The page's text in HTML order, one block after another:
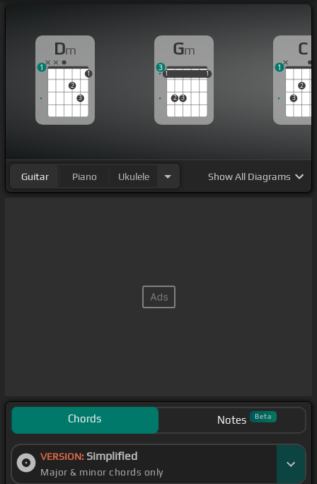
Dm
2
3
1
1
Gm
1
2 3
1
1 1
3
C
3
2
1
Guitar Piano Ukulele ShowAll Diagrams
Chords Notes Beta
VERSION: Simplified
Major & minor chords only